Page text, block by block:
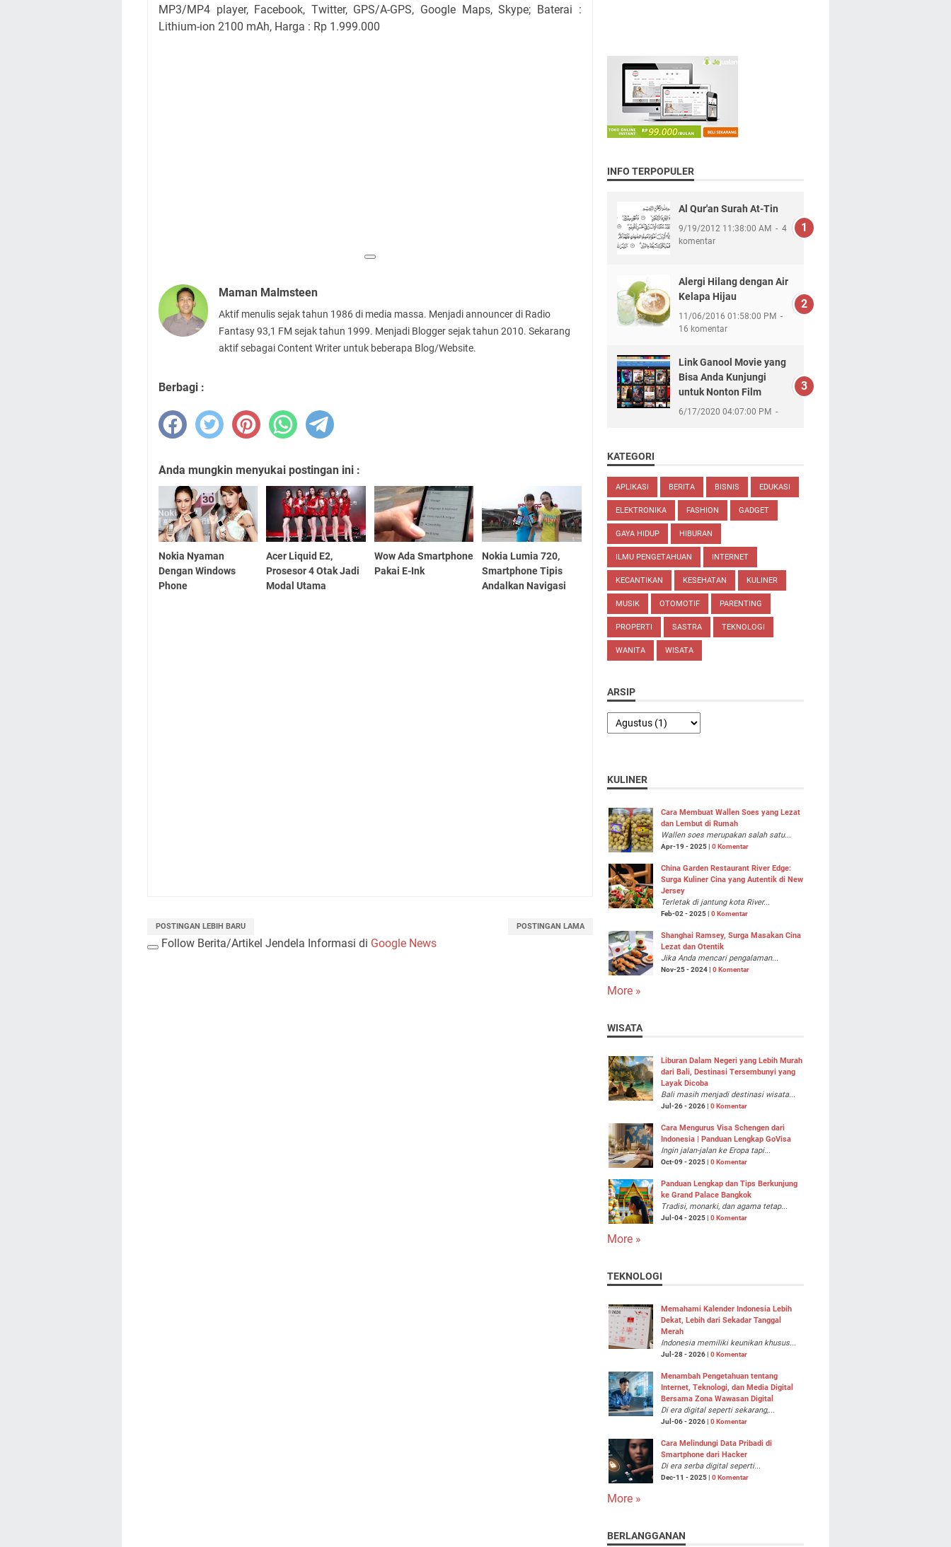
MP3/MP4 player, Facebook, Twitter, GPS/A-GPS, Google Maps, Skype; Baterai :
Lithium-ion 2100 mAh, Harga : Rp 1.999.000
Maman Malmsteen
Aktif menulis sejak tahun 1986 di media massa. Menjadi announcer di Radio
Fantasy 93,1 FM sejak tahun 1999. Menjadi Blogger sejak tahun 2010. Sekarang
aktif sebagai Content Writer untuk beberapa Blog/Website.
Berbagi :
Anda mungkin menyukai postingan ini :
Nokia Nyaman
Dengan Windows
Phone
Acer Liquid E2,
Prosesor 4 Otak Jadi
Modal Utama
Wow Ada Smartphone
Pakai E-Ink
Nokia Lumia 720,
Smartphone Tipis
Andalkan Navigasi
POSTINGAN LEBIH BARU POSTINGAN LAMA
Follow Berita/Artikel Jendela Informasi di Google News
INFO TERPOPULER
Al Qur'an Surah At-Tin
9/19/2012 11:38:00 AM
4
komentar
Alergi Hilang dengan Air
Kelapa Hijau
11/06/2016 01:58:00 PM
16 komentar
Link Ganool Movie yang
Bisa Anda Kunjungi
untuk Nonton Film
6/17/2020 04:07:00 PM
KATEGORI
APLIKASI BERITA BISNIS EDUKASI
ELEKTRONIKA FASHION GADGET
GAYA HIDUP HIBURAN
ILMU PENGETAHUAN INTERNET
KECANTIKAN KESEHATAN KULINER
MUSIK OTOMOTIF PARENTING
PROPERTI SASTRA TEKNOLOGI
WANITA WISATA
ARSIP
KULINER
Cara Membuat Wallen Soes yang Lezat
dan Lembut di Rumah
Wallen soes merupakan salah satu...
Apr-19 - 2025 | 0 Komentar
China Garden Restaurant River Edge:
Surga Kuliner Cina yang Autentik di New
Jersey
Terletak di jantung kota River...
Feb-02 - 2025 | 0 Komentar
Shanghai Ramsey, Surga Masakan Cina
Lezat dan Otentik
Jika Anda mencari pengalaman...
Nov-25 - 2024 | 0 Komentar
More »
WISATA
Liburan Dalam Negeri yang Lebih Murah
dari Bali, Destinasi Tersembunyi yang
Layak Dicoba
Bali masih menjadi destinasi wisata...
Jul-26 - 2026 | 0 Komentar
Cara Mengurus Visa Schengen dari
Indonesia | Panduan Lengkap GoVisa
Ingin jalan-jalan ke Eropa tapi...
Oct-09 - 2025 | 0 Komentar
Panduan Lengkap dan Tips Berkunjung
ke Grand Palace Bangkok
Tradisi, monarki, dan agama tetap...
Jul-04 - 2025 | 0 Komentar
More »
TEKNOLOGI
Memahami Kalender Indonesia Lebih
Dekat, Lebih dari Sekadar Tanggal
Merah
Indonesia memiliki keunikan khusus...
Jul-28 - 2026 | 0 Komentar
Menambah Pengetahuan tentang
Internet, Teknologi, dan Media Digital
Bersama Zona Wawasan Digital
Di era digital seperti sekarang,...
Jul-06 - 2026 | 0 Komentar
Cara Melindungi Data Pribadi di
Smartphone dari Hacker
Di era serba digital seperti...
Dec-11 - 2025 | 0 Komentar
More »
BERLANGGANAN